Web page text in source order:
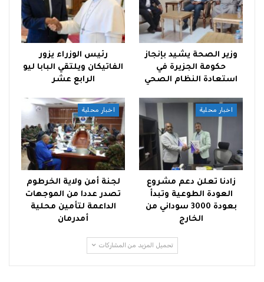
وزير الصحة يشيد بإنجاز
حكومة الجزيرة في
استعادة النظام الصحي
رئيس الوزراء يزور
الفاتيكان ويلتقي البابا ليو
الرابع عشر
اخبار محلية
زادنا تعلن دعم مشروع
العودة الطوعية وتبدأ
بعودة 3000 سوداني من
الخارج
اخبار محلية
لجنة أمن ولاية الخرطوم
تصدر عددا من الموجهات
الداعمة لتأمين محلية
أمدرمان
تحميل المزيد من المشاركات